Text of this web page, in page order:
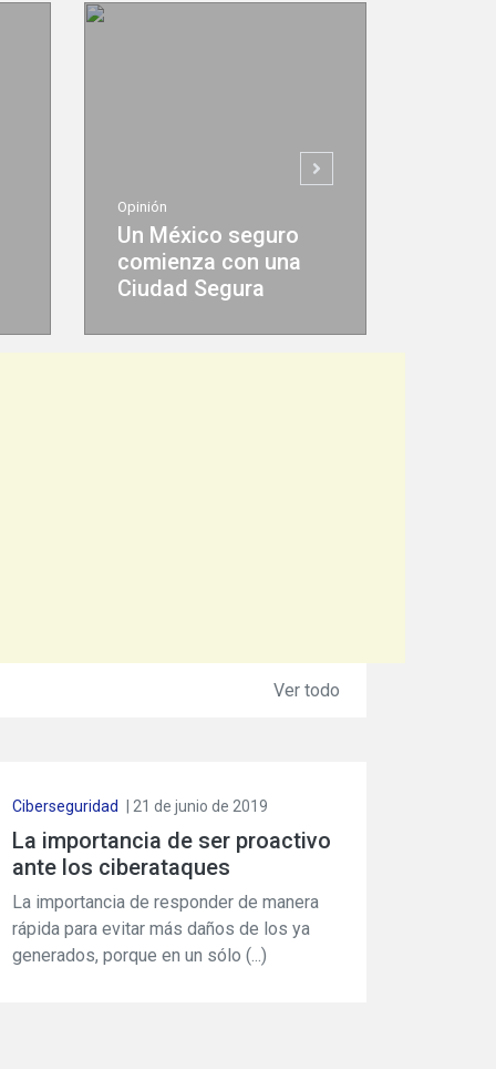
Tendencias TI para
impulsar la
productividad (...)
Ver todo
Ciberseguridad | 21 de junio de 2019
La importancia de ser proactivo
ante los ciberataques
La importancia de responder de manera
rápida para evitar más daños de los ya
generados, porque en un sólo (...)